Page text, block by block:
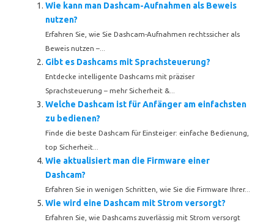
Wie kann man Dashcam-Aufnahmen als Beweis
nutzen?
Erfahren Sie, wie Sie Dashcam-Aufnahmen rechtssicher als
Beweis nutzen –...
Gibt es Dashcams mit Sprachsteuerung?
Entdecke intelligente Dashcams mit präziser
Sprachsteuerung – mehr Sicherheit &...
Welche Dashcam ist für Anfänger am einfachsten
zu bedienen?
Finde die beste Dashcam für Einsteiger: einfache Bedienung,
top Sicherheit...
Wie aktualisiert man die Firmware einer
Dashcam?
Erfahren Sie in wenigen Schritten, wie Sie die Firmware Ihrer...
Wie wird eine Dashcam mit Strom versorgt?
Erfahren Sie, wie Dashcams zuverlässig mit Strom versorgt